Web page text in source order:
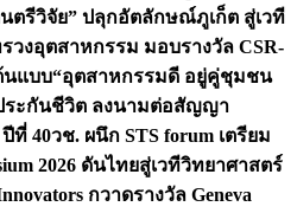
ตรีวิจัย” ปลุกอัตลักษณ์ภูเก็ต สู่เวที
วงอุตสาหกรรม มอบรางวัล CSR-
นแบบ“อุตสาหกรรมดี อยู่คู่ชุมชน
ระกันชีวิต ลงนามต่อสัญญา
ที่ 40วช. ผนึก STS forum เตรียม
2026 ดันไทยสู่เวทีวิทยาศาสตร์
กวาดรางวัล Geneva